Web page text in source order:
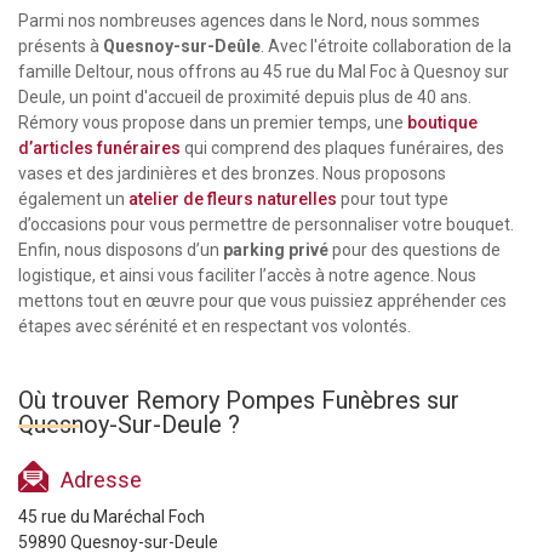
Parmi nos nombreuses agences dans le Nord, nous sommes
présents à Quesnoy-sur-Deûle . Avec l'étroite collaboration de la
famille Deltour, nous offrons au 45 rue du Mal Foc à Quesnoy sur
Deule, un point d'accueil de proximité depuis plus de 40 ans.
Rémory vous propose dans un premier temps, une boutique
d’articles funéraires qui comprend des plaques funéraires, des
vases et des jardinières et des bronzes. Nous proposons
également un atelier de fleurs naturelles pour tout type
d’occasions pour vous permettre de personnaliser votre bouquet.
Enfin, nous disposons d’un parking privépour des questions de
logistique, et ainsi vous faciliter l’accès à notre agence. Nous
mettons tout en œuvre pour que vous puissiez appréhender ces
étapes avec sérénité et en respectant vos volontés.
Où trouver Remory Pompes Funèbres sur
Quesnoy-Sur-Deule ?
Adresse
45 rue du Maréchal Foch
59890 Quesnoy-sur-Deule